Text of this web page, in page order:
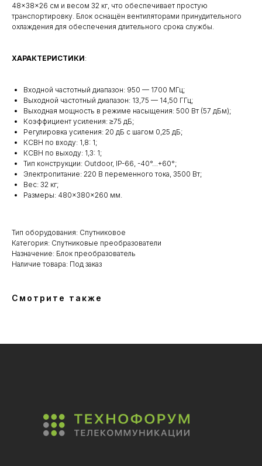
48×38×26 см и весом 32 кг, что обеспечивает простую
транспортировку. Блок оснащён вентиляторами принудительного
охлаждения для обеспечения длительного срока службы.
ХАРАКТЕРИСТИКИ:
Входной частотный диапазон: 950 — 1700 МГц;
Выходной частотный диапазон: 13,75 — 14,50 ГГц;
Выходная мощность в режиме насыщения: 500 Вт (57 дБм);
Коэффициент усиления: ≥75 дБ;
Регулировка усиления: 20 дБ с шагом 0,25 дБ;
КСВН по входу: 1,8: 1;
КСВН по выходу: 1,3: 1;
Тип конструкции: Outdoor, IP-66, -40°…+60°;
Электропитание: 220 В переменного тока, 3500 Вт;
Вес: 32 кг;
Размеры: 480×380×260 мм.
Тип оборудования: Спутниковое
Категория: Спутниковые преобразователи
Назначение: Блок преобразователь
Наличие товара: Под заказ
Смотрите также